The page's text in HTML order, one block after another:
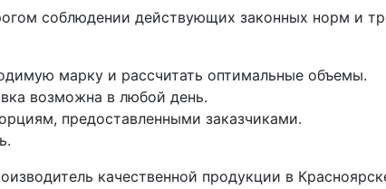
соблюдении действующих законных норм и
марку и рассчитать оптимальные объемы.
возможна в любой день.
предоставленными заказчиками.
качественной продукции в